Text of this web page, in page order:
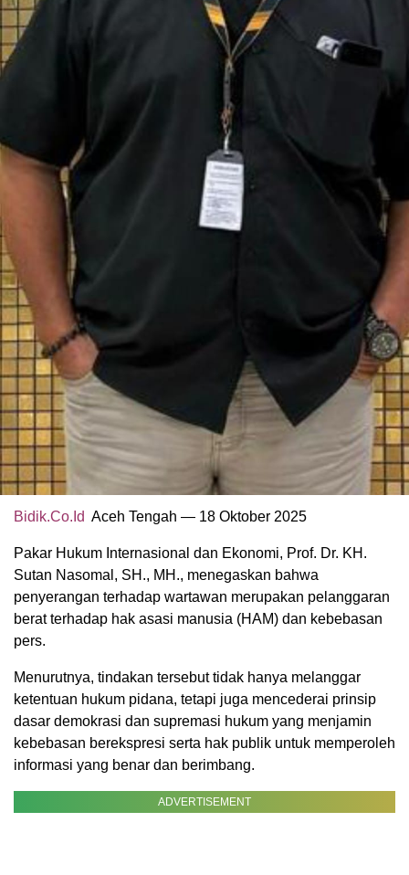
Bidik.Co.Id Aceh Tengah — 18 Oktober 2025
Pakar Hukum Internasional dan Ekonomi, Prof. Dr. KH.
Sutan Nasomal, SH., MH., menegaskan bahwa
penyerangan terhadap wartawan merupakan pelanggaran
berat terhadap hak asasi manusia (HAM) dan kebebasan
pers.
Menurutnya, tindakan tersebut tidak hanya melanggar
ketentuan hukum pidana, tetapi juga mencederai prinsip
dasar demokrasi dan supremasi hukum yang menjamin
kebebasan berekspresi serta hak publik untuk memperoleh
informasi yang benar dan berimbang.
ADVERTISEMENT